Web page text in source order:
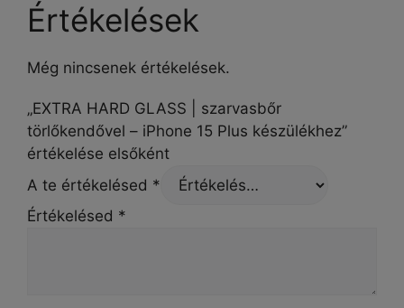
Értékelések
Még nincsenek értékelések.
„EXTRA HARD GLASS | szarvasbőr
törlőkendővel – iPhone 15 Plus készülékhez”
értékelése elsőként
A te értékelésed *
Értékelésed *